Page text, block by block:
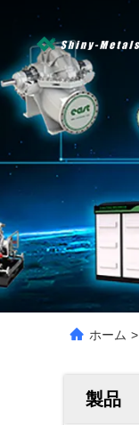
ホーム >
製品